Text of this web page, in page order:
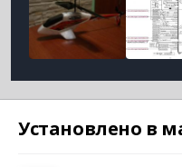
Установлено в